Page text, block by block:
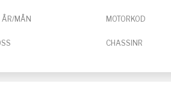
ÅR/MÅN MOTORKOD
CHASSINR